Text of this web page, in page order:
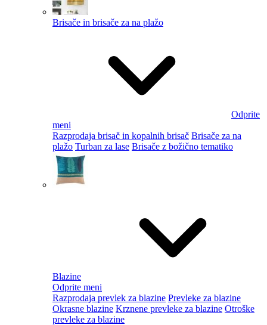
Brisače in brisače za na plažo
Odprite
meni
Razprodaja brisač in kopalnih brisač Brisače za na
plažo Turban za lase Brisače z božično tematiko
Blazine
Odprite meni
Razprodaja prevlek za blazine Prevleke za blazine
Okrasne blazine Krznene prevleke za blazine Otroške
prevleke za blazine